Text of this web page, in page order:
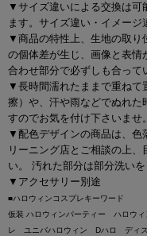
▼サイズ違いによる交換は可
ます。サイズ違い・イメージ
▼商品の特性上、生地の取り
の個体差が生じ、画像と表
合わせ部分で必ずしも合って
▼長時間濡れたままで重ねて
擦）や、汗や雨などでぬれた
すのでお気を付け下さいませ。
▼配色デザインの商品は、色
リーニング店とご相談の上
い。 汚れた部分は部分洗い
▼アクセサリー別途
■ハロウィンコスプレキーワード
仮装 ハロウィンパーティー ハロウ
レ ユニバハロウィン Dハロ ディズ